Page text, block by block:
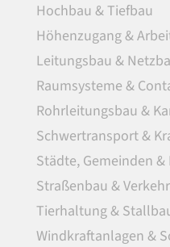
Hochbau & Tiefbau
Höhenzugang &
Leitungsbau &
Raumsysteme &
Rohrleitungsbau &
Schwertransport &
Städte, Gemeinden
Straßenbau &
Tierhaltung &
Windkraftanlagen &